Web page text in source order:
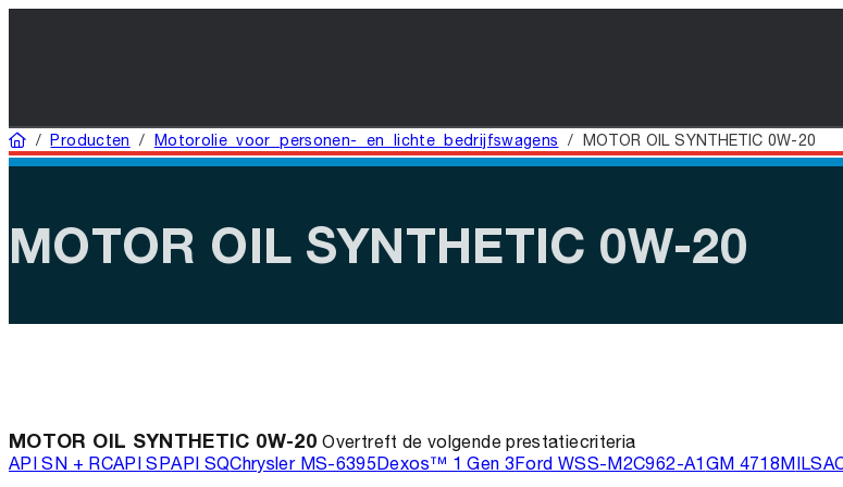
Home
/Producten / Motorolie voor personen- en lichte bedrijfswagens / MOTOR OIL SYNTHETIC 0W-20
MOTOR OIL SYNTHETIC 0W-20
MOTOR OIL SYNTHETIC 0W-20Overtreft de volgende prestatiecriteria
API SN + RCAPI SPAPI SQChrysler MS-6395Dexos™ 1 Gen 3Ford WSS-M2C962-A1GM 4718M